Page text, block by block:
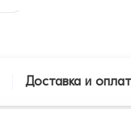
Доставка и